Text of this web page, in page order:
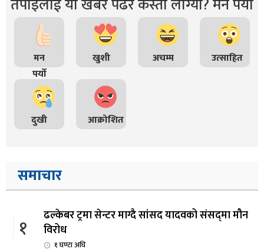
तपाइंलाई यो खबर पढेर कस्तो लाग्यो? मन पर्यो
मन
पर्यो
खुशी अचम्म उत्साहित
दुखी आक्रोशित
समाचार
१
ढल्केबर ट्रमा सेन्टर माग्दै सांसद यादवको संसद्‌मा मौन
विरोध
१ घण्टा अघि